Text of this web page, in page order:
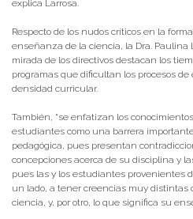
explica Larrosa.
Respecto de los nudos críticos en la
enseñanza de la ciencia, la Dra. Paulina
mirada de los directivos destacan los
programas que dificultan los procesos
densidad curricular.
También, “se enfatizan los
estudiantes como una barrera
pedagógica, pues presentan
concepciones acerca de su disciplina y
pues las y los estudiantes provenientes
un lado, a tener creencias muy distintas
ciencia, y, por otro, lo que significa su